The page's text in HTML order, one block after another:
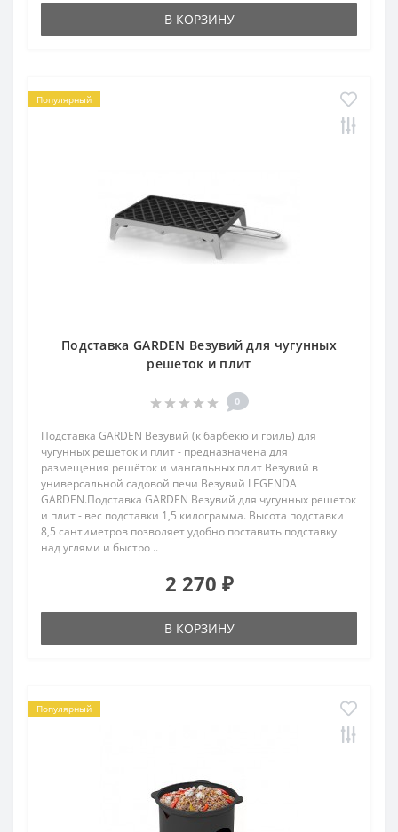
В КОРЗИНУ
Популярный
Подставка GARDEN Везувий для чугунных
решеток и плит
0
Подставка GARDEN Везувий (к барбекю и гриль) для
чугунных решеток и плит - предназначена для
размещения решёток и мангальных плит Везувий в
универсальной садовой печи Везувий LEGENDA
GARDEN.Подставка GARDEN Везувий для чугунных решеток
и плит - вес подставки 1,5 килограмма. Высота подставки
8,5 сантиметров позволяет удобно поставить подставку
над углями и быстро ..
2 270 ₽
В КОРЗИНУ
Популярный